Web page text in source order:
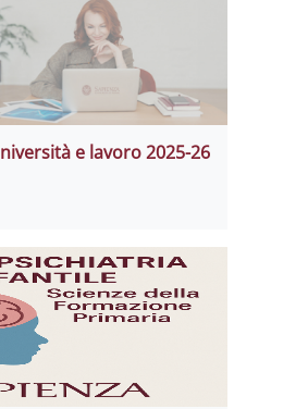
Esercitazione Università e lavoro